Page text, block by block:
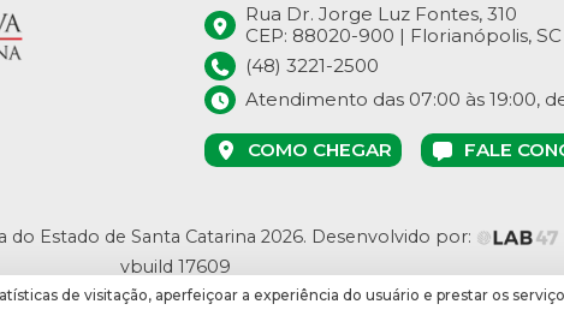
Rua Dr. Jorge Luz Fontes, 310
CEP: 88020-900 | Florianópolis, SC
(48) 3221-2500
Atendimento das 07:00 às 19:00,
COMO CHEGAR FALE
Estado de Santa Catarina 2026. Desenvolvido por:
vbuild 17609
de visitação, aperfeiçoar a experiência do usuário e prestar os